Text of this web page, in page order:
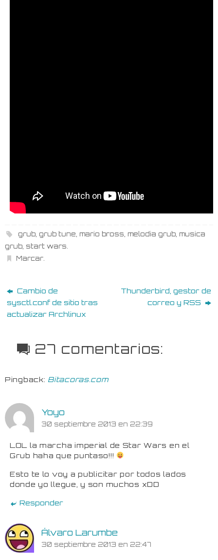
grub, grub tune mario bross melodia grub, musica
grub start wars
Marcar.
Cambio de
sysctl.conf de sitio tras
actualizar Archlinux
Thunderbird, gestor de
correo y RSS
27 comentarios:
Pingback: Bitacoras.com
Yoyo
30 septiembre 2013 en 22:39
LOL la marcha imperial de Star Wars en el
Grub haha que puntaso!!!
Esto te lo voy a publicitar por todos lados
donde yo llegue, y son muchos xDD
Responder
Álvaro Larumbe
30 septiembre 2013 en 22:47